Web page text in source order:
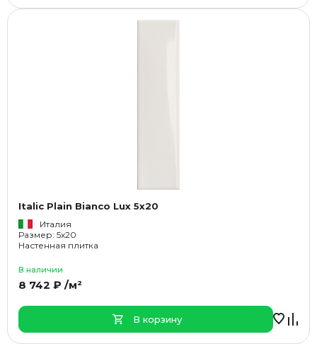
Italic Plain Bianco Lux 5x20
Италия
Размер: 5x20
Настенная плитка
В наличии
8 742 ₽ /м²
В корзину